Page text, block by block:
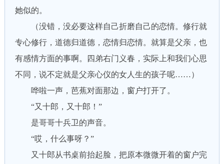
她似的。
（没错，没必要这样自己折磨自己的恋情。修行就
专心修行，道德归道德，恋情归恋情。就算是父亲，也
有感情方面的事啊。四弟右门义春，实际上和我们心思
不同，说不定就是父亲心仪的女人生的孩子呢……）
哗啦一声，芭蕉对面那边，窗户打开了。
“又十郎，又十郎！”
是哥哥十兵卫的声音。
“哎，什么事呀？”
又十郎从书桌前抬起脸，把原本微微开着的窗户完